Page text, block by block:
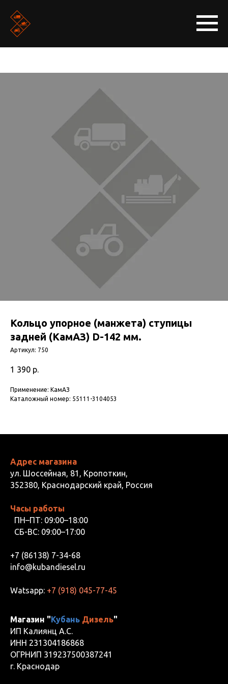
Кольцо упорное (манжета) ступицы
задней (КамАЗ) D-142 мм.
Артикул: 750
1 390 р.
Применение: КамАЗ
Каталожный номер: 55111-3104053
Адрес магазина
ул. Шоссейная, 81, Кропоткин,
352380, Краснодарский край, Россия
Часы работы
ПН–ПТ: 09:00–18:00
СБ-ВС: 09:00–17:00
+7 (86138) 7-34-68
info@kubandiesel.ru
Watsapp: +7 (918) 045-77-45
Магазин "Кубань Дизель"
ИП Калиянц А.С.
ИНН 231304186868
ОГРНИП 319237500387241
г. Краснодар